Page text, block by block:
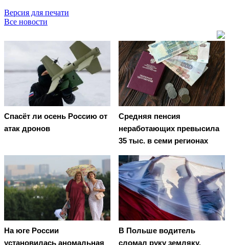
Версия для печати
Все новости
Спасёт ли осень Россию от
атак дронов
Средняя пенсия
неработающих превысила
35 тыс. в семи регионах
На юге России
установилась аномальная
В Польше водитель
сломал руку земляку,